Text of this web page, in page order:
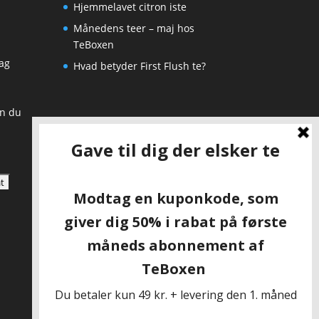
du
Hjemmelavet citron iste
Månedens teer – maj hos
TeBoxen
Hvad betyder First Flush te?
SKAL VI VÆRE VENNER?